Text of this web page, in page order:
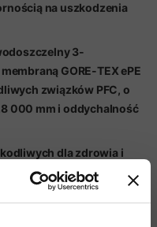
na uszkodzenia
3-
GORE-TEXePE
związków PFC, o
000 mm i oddychalność
dla zdrowia i
lekką ochronę przed